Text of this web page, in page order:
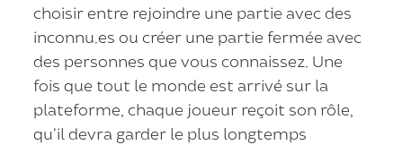
choisir entre rejoindre une partie avec des
inconnu.es ou créer une partie fermée avec
des personnes que vous connaissez. Une
fois que tout le monde est arrivé sur la
plateforme, chaque joueur reçoit son rôle,
qu’il devra garder le plus longtemps